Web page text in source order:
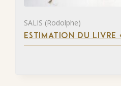
SALIS (Rodolphe)
ESTIMATION DU